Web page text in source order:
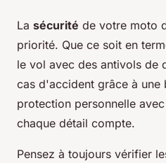
La sécurité de votre moto
priorité. Que ce soit en
le vol avec des antivols de
cas d'accident grâce à une
protection personnelle
chaque détail compte.
Pensez à toujours vérifier